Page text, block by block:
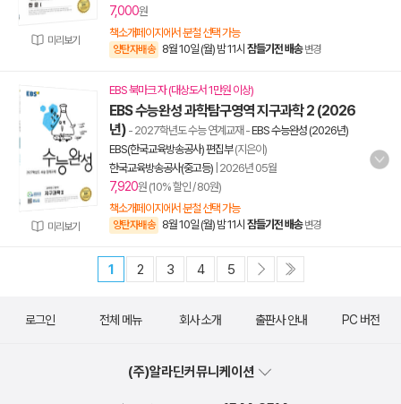
미리보기
7,000원
책소개페이지에서 분철 선택 가능
양탄자배송 8월 10일 (월) 밤 11시 잠들기전 배송 변경
미리보기
EBS 북마크 자 (대상도서 1만원 이상)
EBS 수능완성 과학탐구영역 지구과학 2 (2026
년) - 2027학년도 수능 연계교재 -EBS 수능완성 (2026년)
EBS(한국교육방송공사) 편집부(지은이)
한국교육방송공사(중고등) 2026년 05월
7,920원 (10% 할인 / 80원)
책소개페이지에서 분철 선택 가능
양탄자배송 8월 10일 (월) 밤 11시 잠들기전 배송 변경
1 2 3 4 5
로그인 전체 메뉴 회사 소개 출판사 안내 PC 버전
(주)알라딘커뮤니케이션